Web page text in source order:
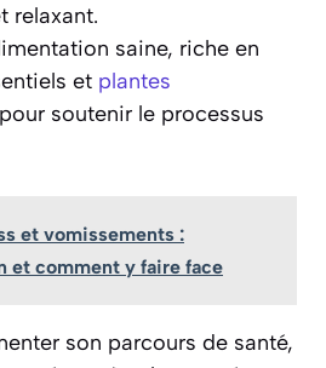
relaxant.
saine, riche en
et plantes
soutenir le processus
et vomissements :
et comment y faire face
son parcours de santé,